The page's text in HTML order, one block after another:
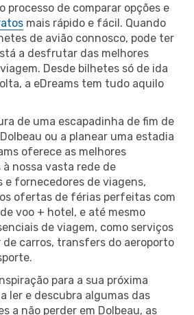
processo de comparar opções e
mais rápido e fácil. Quando
de avião connosco, pode ter
a desfrutar das melhores
Desde bilhetes só de ida
a eDreams tem tudo aquilo
de uma escapadinha de fim de
ou a planear uma estadia
oferece as melhores
à nossa vasta rede de
e fornecedores de viagens,
ofertas de férias perfeitas com
voo + hotel, e até mesmo
de viagem, como serviços
de carros, transfers do aeroporto
para a sua próxima
ler e descubra algumas das
a não perder em Dolbeau, as